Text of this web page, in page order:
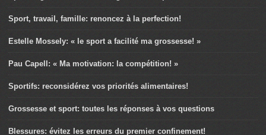
Sport, travail, famille: renoncez à la perfection!
Estelle Mossely: « le sport a facilité ma grossesse! »
Pau Capell: « Ma motivation: la compétition! »
Sportifs: reconsidérez vos priorités alimentaires!
Grossesse et sport: toutes les réponses à vos questions
Blessures: évitez les erreurs du premier confinement!